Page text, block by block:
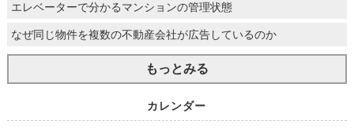
エレベーターで分かるマンションの管理状態
なぜ同じ物件を複数の不動産会社が広告しているのか
もっとみる
カレンダー